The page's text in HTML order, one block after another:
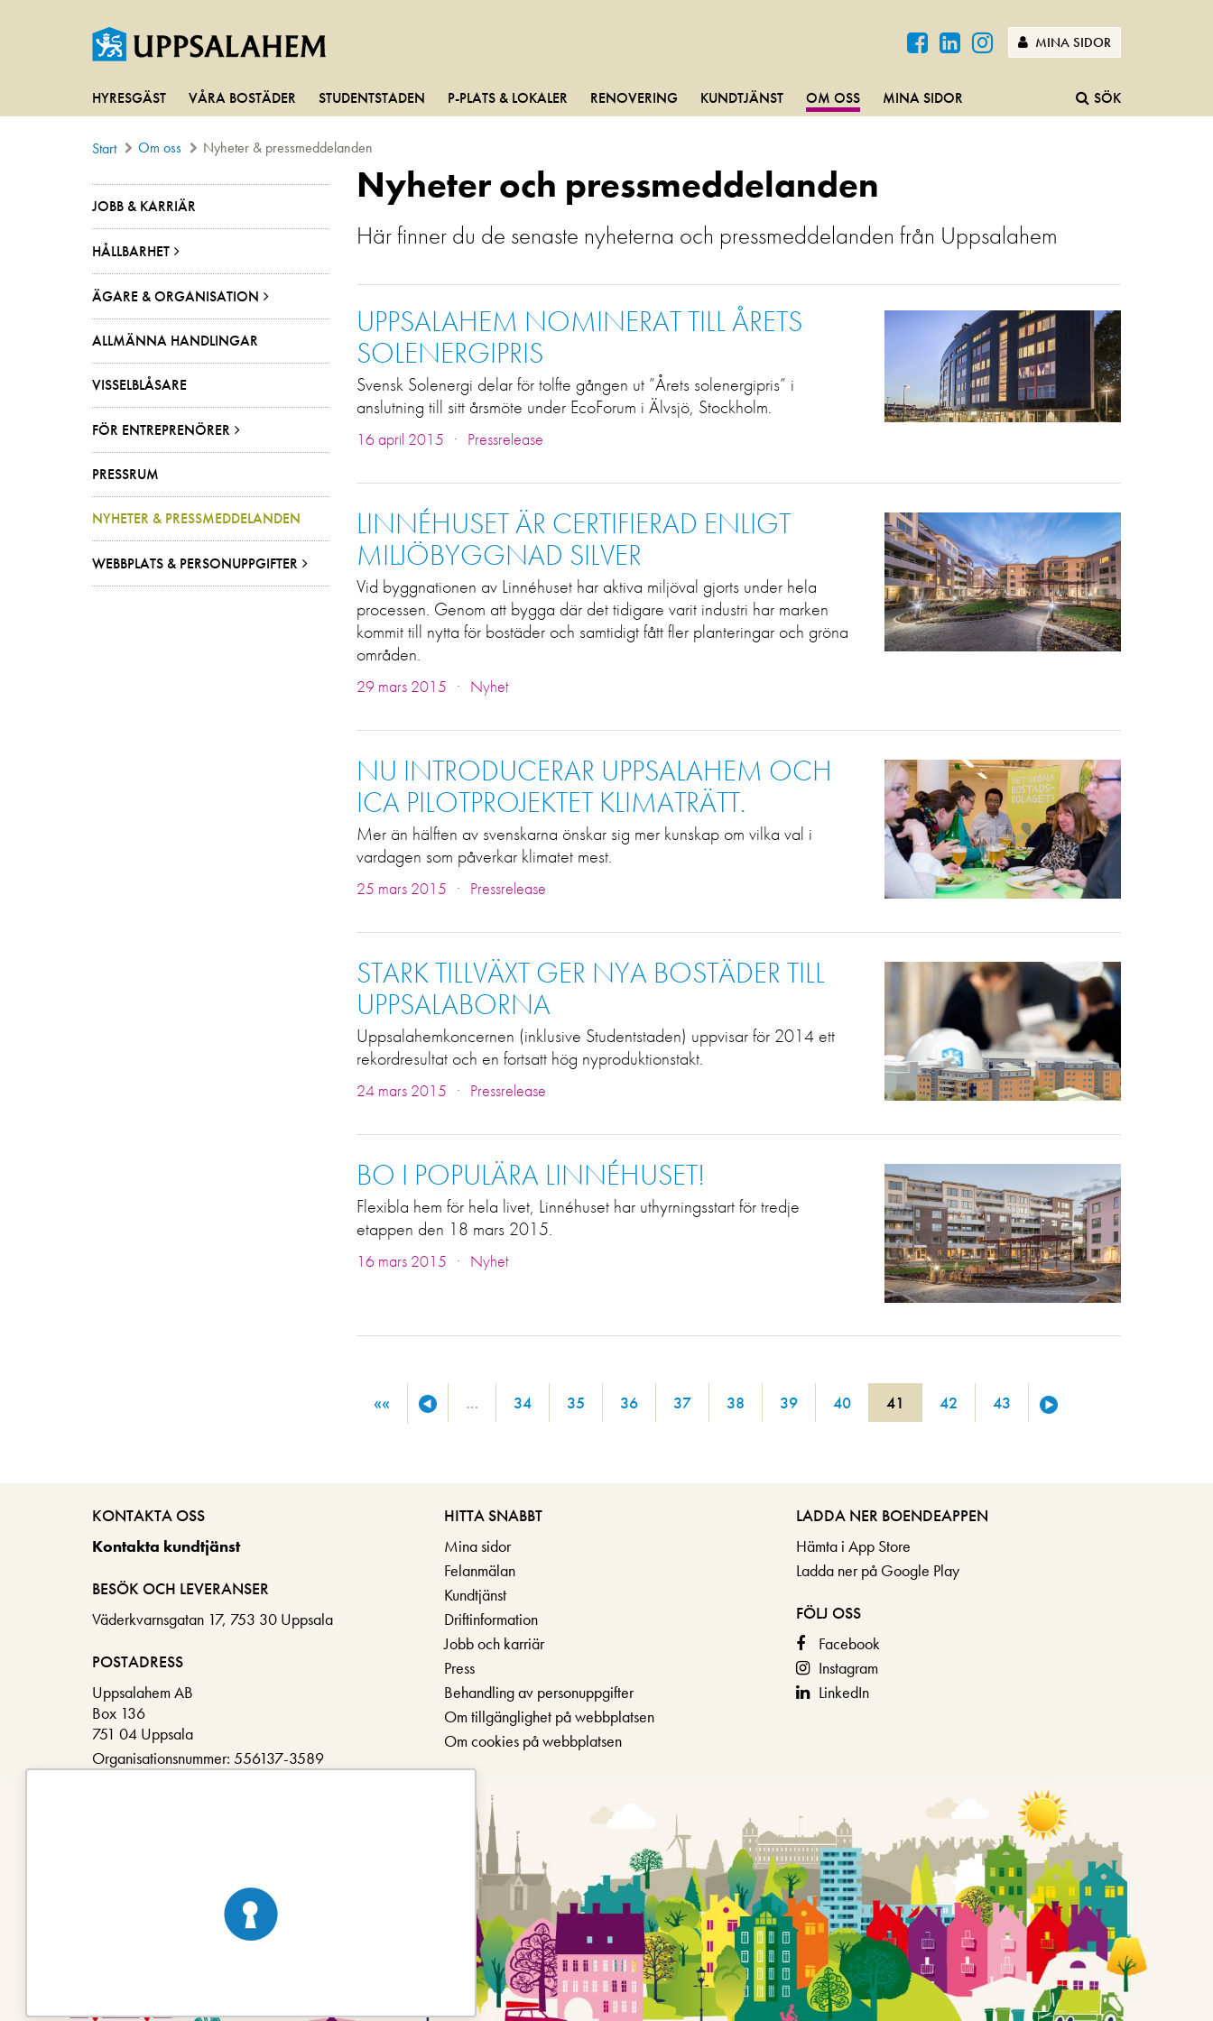
MINA SIDOR
HYRESGÄST VÅRA BOSTÄDER STUDENTSTADEN P-PLATS & LOKALER RENOVERING KUNDTJÄNST OM OSS MINA SIDOR SÖK
Start Om oss Nyheter & pressmeddelanden
JOBB & KARRIÄR
HÅLLBARHET
ÄGARE & ORGANISATION
ALLMÄNNA HANDLINGAR
VISSELBLÅSARE
FÖR ENTREPRENÖRER
PRESSRUM
NYHETER & PRESSMEDDELANDEN
WEBBPLATS & PERSONUPPGIFTER
Nyheter och pressmeddelanden
Här finner du de senaste nyheterna och pressmeddelanden från Uppsalahem
UPPSALAHEM NOMINERAT TILL ÅRETS
SOLENERGIPRIS
Svensk Solenergi delar för tolfte gången ut ”Årets solenergipris” i
anslutning till sitt årsmöte under EcoForum i Älvsjö, Stockholm.
16 april 2015 . Pressrelease
LINNÉHUSET ÄR CERTIFIERAD ENLIGT
MILJÖBYGGNAD SILVER
Vid byggnationen av Linnéhuset har aktiva miljöval gjorts under hela
processen. Genom att bygga där det tidigare varit industri har marken
kommit till nytta för bostäder och samtidigt fått fler planteringar och gröna
områden.
29 mars 2015 . Nyhet
NU INTRODUCERAR UPPSALAHEM OCH
ICA PILOTPROJEKTET KLIMATRÄTT.
Mer än hälften av svenskarna önskar sig mer kunskap om vilka val i
vardagen som påverkar klimatet mest.
25 mars 2015 . Pressrelease
STARK TILLVÄXT GER NYA BOSTÄDER TILL
UPPSALABORNA
Uppsalahemkoncernen (inklusive Studentstaden) uppvisar för 2014 ett
rekordresultat och en fortsatt hög nyproduktionstakt.
24 mars 2015 . Pressrelease
BO I POPULÄRA LINNÉHUSET!
Flexibla hem för hela livet, Linnéhuset har uthyrningsstart för tredje
etappen den 18 mars 2015.
16 mars 2015 . Nyhet
«« … 34 35 36 37 38 39 40 41 42 43
KONTAKTA OSS
Kontakta kundtjänst
BESÖK OCH LEVERANSER
Väderkvarnsgatan 17, 753 30 Uppsala
POSTADRESS
Uppsalahem AB
Box 136
751 04 Uppsala
Organisationsnummer: 556137-3589
HITTA SNABBT
Mina sidor
Felanmälan
Kundtjänst
Driftinformation
Jobb och karriär
Press
Behandling av personuppgifter
Om tillgänglighet på webbplatsen
Om cookies på webbplatsen
LADDA NER BOENDEAPPEN
Hämta i App Store
Ladda ner på Google Play
FÖLJ OSS
Facebook
Instagram
LinkedIn